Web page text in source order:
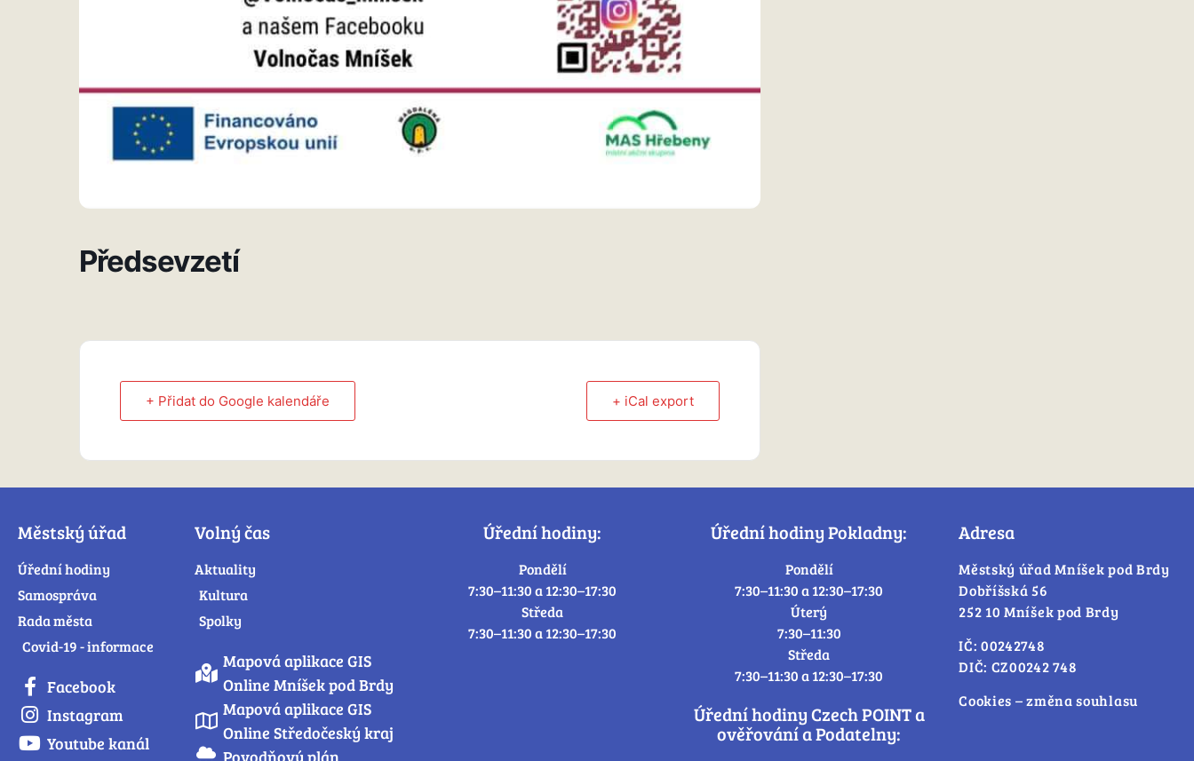
Předsevzetí
+ Přidat do Google kalendáře + iCal export
Městský úřad
Úřední hodiny
Samospráva
Rada města
Covid-19 - informace
Facebook
Instagram
Youtube kanál
Volný čas
Aktuality
Kultura
Spolky
Mapová aplikace GIS
Online Mníšek pod Brdy
Mapová aplikace GIS
Online Středočeský kraj
Povodňový plán
Úřední hodiny:
Pondělí
7:30–11:30 a 12:30–17:30
Středa
7:30–11:30 a 12:30–17:30
Úřední hodiny Pokladny:
Pondělí
7:30–11:30 a 12:30–17:30
Úterý
7:30–11:30
Středa
7:30–11:30 a 12:30–17:30
Úřední hodiny Czech POINT a
ověřování a Podatelny:
Adresa
Městský úřad Mníšek pod Brdy
Dobříšská 56
252 10 Mníšek pod Brdy
IČ: 00242748
DIČ: CZ00242 748
Cookies – změna souhlasu